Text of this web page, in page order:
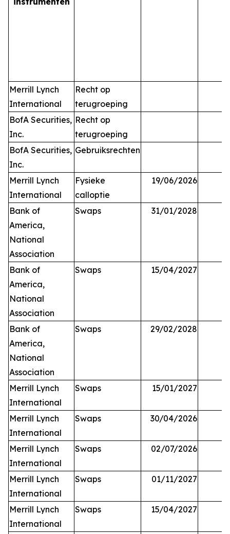
Merrill Lynch
International
Recht op
terugroeping
BofA Securities,
Inc.
Recht op
terugroeping
BofA Securities,
Inc.
Gebruiksrechten
Merrill Lynch
International
Fysieke
calloptie
19/06/2026
Bank of
America,
National
Association
Swaps 31/01/2028
Bank of
America,
National
Association
Swaps 15/04/2027
Bank of
America,
National
Association
Swaps 29/02/2028
Merrill Lynch
International
Swaps 15/01/2027
Merrill Lynch
International
Swaps 30/04/2026
Merrill Lynch
International
Swaps 02/07/2026
Merrill Lynch
International
Swaps 01/11/2027
Merrill Lynch
International
Swaps 15/04/2027